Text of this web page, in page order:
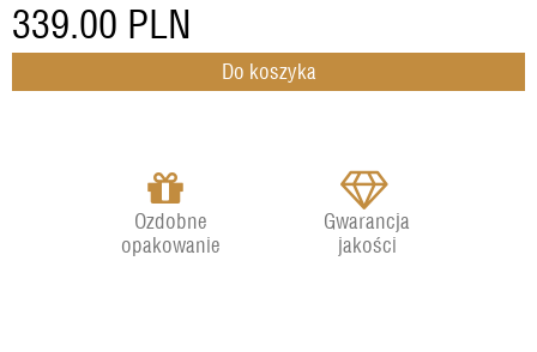
339.00 PLN
Ozdobne
opakowanie
Gwarancja
jakości